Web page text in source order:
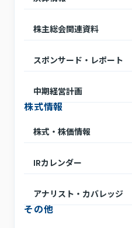
株主総会関連資料
スポンサード・レポート
中期経営計画
株式情報
株式・株価情報
IRカレンダー
アナリスト・カバレッジ
その他